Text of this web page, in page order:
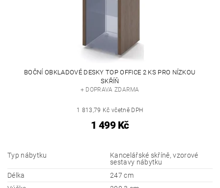
BOČNÍ OBKLADOVÉ DESKY TOP OFFICE 2 KS PRO NÍZKOU
SKŘÍŇ
+ DOPRAVA ZDARMA
1 813,79 Kč včetně DPH
1 499 Kč
Typ nábytku
Kancelářské skříně, vzorové
sestavy nábytku
Délka
247 cm